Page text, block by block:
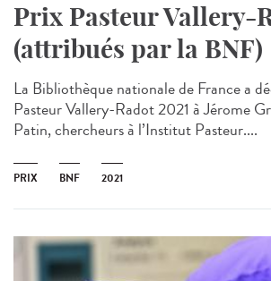
Prix Pasteur Vallery-
(attribués par la BNF)
La Bibliothèque nationale de France a
Pasteur Vallery-Radot 2021 à Jérome
Patin, chercheurs à l’Institut Pasteur....
PRIX BNF 2021